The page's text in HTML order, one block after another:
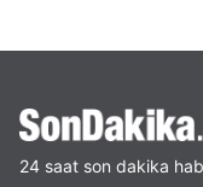
24 saat son dakika